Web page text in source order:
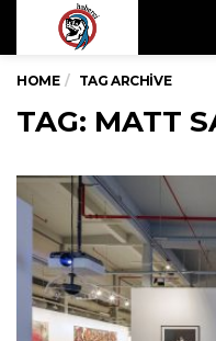
HOME TAG ARCHIVE
TAG: MATT